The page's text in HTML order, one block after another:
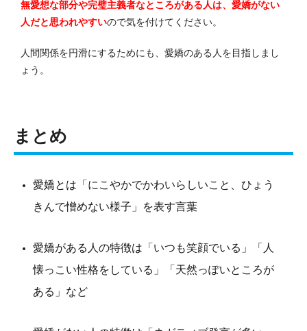
無愛想な部分や完璧主義者なところがある人は、愛嬌がない
人だと思われやすいので気を付けてください。
人間関係を円滑にするためにも、愛嬌のある人を目指しまし
ょう。
まとめ
愛嬌とは「にこやかでかわいらしいこと、ひょう
きんで憎めない様子」を表す言葉
愛嬌がある人の特徴は「いつも笑顔でいる」「人
懐っこい性格をしている」「天然っぽいところが
ある」など